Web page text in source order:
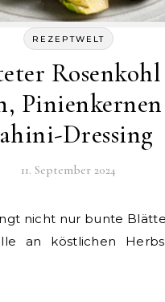
REZEPTWELT
Dressing
11. September 2024
an köstlichen